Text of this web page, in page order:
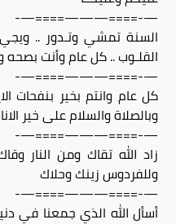
—-====———====—-
السنة تمشي وتـدور ..
القلـوب .. كل عام وأنت بصحه
—-====———====—-
كل عام وانتم بخير بنفحات
وبالصلاة والسلام على خير
—-====———====—-
زاد الله تقاك ومن النار
وللفردوس زينك وحلاك
—-====———====—-
أسأل الله الذي جمعنا في